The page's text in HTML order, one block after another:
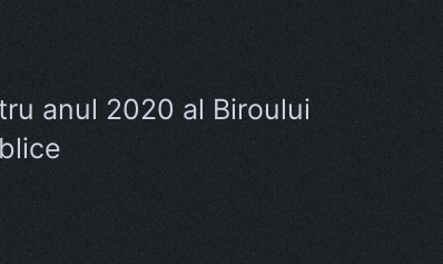
anul 2020 al Biroului